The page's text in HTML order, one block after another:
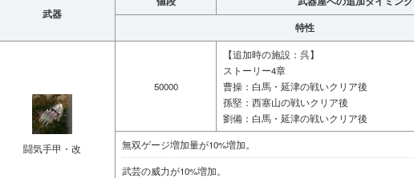
武器
特性
闘気手甲・改
50000
【追加時の施設：呉】
ストーリー4章
曹操：白馬・延津の戦いクリア後
孫堅：西塞山の戦いクリア後
劉備：白馬・延津の戦いクリア後
無双ゲージ増加量が10%増加。
武芸の威力が10%増加。